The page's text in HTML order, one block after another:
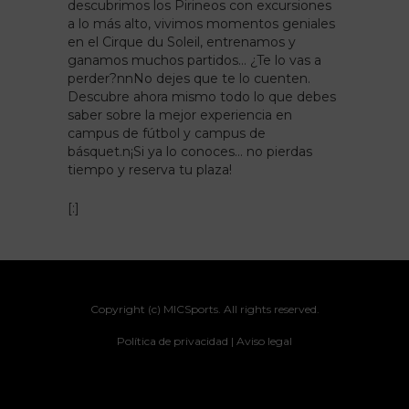
descubrimos los Pirineos con excursiones
a lo más alto, vivimos momentos geniales
en el Cirque du Soleil, entrenamos y
ganamos muchos partidos… ¿Te lo vas a
perder?nnNo dejes que te lo cuenten.
Descubre ahora mismo todo lo que debes
saber sobre la mejor experiencia en
campus de fútbol y campus de
básquet.n¡Si ya lo conoces… no pierdas
tiempo y reserva tu plaza!
[:]
Copyright (c) MICSports. All rights reserved.
Política de privacidad | Aviso legal